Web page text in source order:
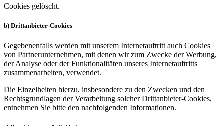
Cookies gelöscht.
b) Drittanbieter-Cookies
Gegebenenfalls werden mit unserem Internetauftritt auch Cookies
von Partnerunternehmen, mit denen wir zum Zwecke der Werbung,
der Analyse oder der Funktionalitäten unseres Internetauftritts
zusammenarbeiten, verwendet.
Die Einzelheiten hierzu, insbesondere zu den Zwecken und den
Rechtsgrundlagen der Verarbeitung solcher Drittanbieter-Cookies,
entnehmen Sie bitte den nachfolgenden Informationen.